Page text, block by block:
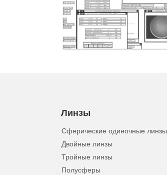
Линзы
Сферические одиночные линзы
Двойные линзы
Тройные линзы
Полусферы